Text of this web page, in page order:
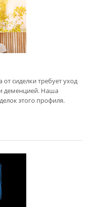
сиделки требует уход
деменцией. Наша
этого профиля.